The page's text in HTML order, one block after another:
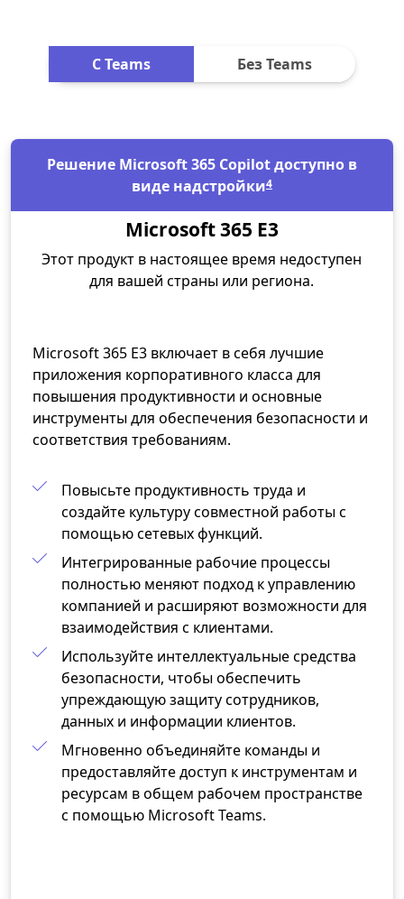
С Teams Без Teams
Решение Microsoft 365 Copilot доступно в
виде надстройки4
Microsoft 365 E3
Этот продукт в настоящее время недоступен
для вашей страны или региона.
Microsoft 365 E3 включает в себя лучшие
приложения корпоративного класса для
повышения продуктивности и основные
инструменты для обеспечения безопасности и
соответствия требованиям.
Повысьте продуктивность труда и
создайте культуру совместной работы с
помощью сетевых функций.
Интегрированные рабочие процессы
полностью меняют подход к управлению
компанией и расширяют возможности для
взаимодействия с клиентами.
Используйте интеллектуальные средства
безопасности, чтобы обеспечить
упреждающую защиту сотрудников,
данных и информации клиентов.​
Мгновенно объединяйте команды и
предоставляйте доступ к инструментам и
ресурсам в общем рабочем пространстве
с помощью Microsoft Teams.